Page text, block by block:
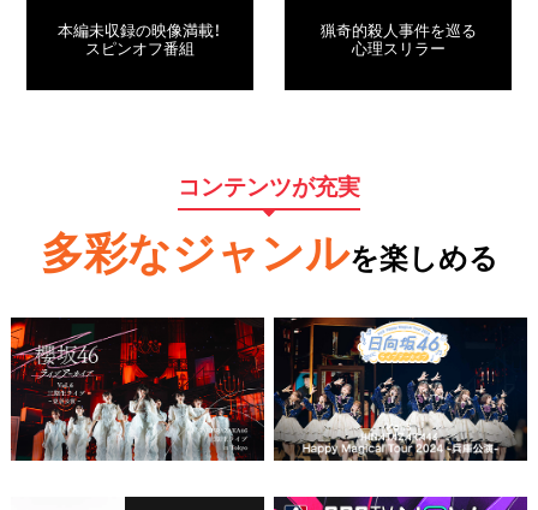
本編未収録の映像満載！
スピンオフ番組
猟奇的殺人事件を巡る
心理スリラー
コンテンツが充実
多彩なジャンルを楽しめる